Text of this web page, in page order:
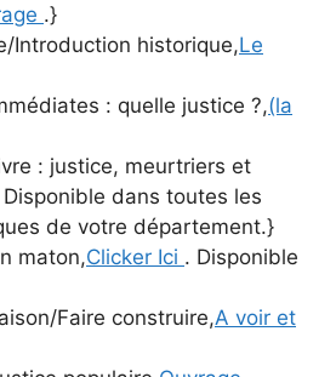
.}
Introduction historique,Le
: quelle justice ?,(la
: justice, meurtriers et
Disponible dans toutes les
de votre département.}
maton,Clicker Ici . Disponible
Faire construire,A voir et